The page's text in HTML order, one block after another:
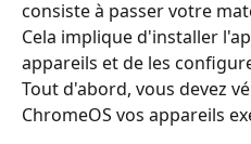
consiste à passer votre
Cela implique d'installer
appareils et de les
Tout d'abord, vous devez
ChromeOS vos appareils